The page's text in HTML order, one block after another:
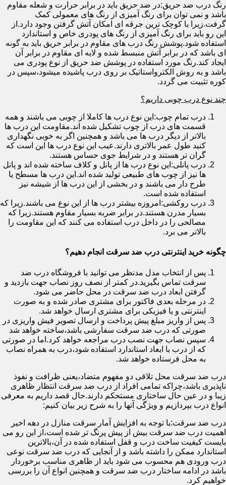
رنگ درب ضد حریق:در ضد حریق باید در برابر حرارت و شعله مقاوم
باشد و نمی توان برای رنگ آمیزی از رنگ های معمولی کمک
گرفت.زیرا با کوچک ترین جرقه ای امکان آتش گرفتن وجود دارد.از
این رو باید برای رنگ آمیزی از رنگ های پودری خاص و استاندارد
استفاده شود.پوشش رنگ درب های مقاوم در برابر حریق باید به گونه
ای باشد که در برابر آتش منبسط شده و لایه ای مقاوم در برابر آن
ایجاد کند.رنگ مورد استفاده در پوشش ضد حریق از نوع پودری می
باشد و به روش الکترواستاتیک بر روی درب پاشیده میشود،سپس در
کوره تثبیت می گردد.
چند نوع درب چوبی داریم؟
درب تمام چوب:این نوع درب ها کاملا از چوبی می باشند و همه
قسمت های درب از چوب تشکیل شده اند.مقاومت این درب ها
بالاتر از دیگر درب ها می باشد و همچنین اگر به خوبی نگهداری
کنید طول عمر بالاتری دارند.عیب این نوع درب ها این است که
گران تر هستند و در شرایط جوی حساس هستند.
درب پانلی:این نوع درب ها از پانل و کلاف ساخته شده اند و پانل
ها نیز از چوب های طبیعی تولید شده اند.این درب ها مسطح یا
طرح دار می باشند و در بخشی از این درب ها از شیشه نیز
استفاده شده است.
درب روکشی:امروزه بیشتر درب ها از این نوع می باشند.زیرا که
بسیار مدرن هستند.در برابر ضربه بسیار مقاوم هستند.زیرا که
مصالحی را در داخل درب استفاده می کنند که این مقاومت را
بالاتر می برد.
چگونه خرید اینترنتی درب ضد سرقت انجام دهیم؟
پس از انتخاب مدل مدنظر می توانید با فروشگاه درب ضد
سرقت تماس بگیرید.در کمتر از نصف روز نصاب جهت بازدید و
گرفتن ابعاد درب ضد سرقت در محل حاضر می شود.
در مرحله بعدی فاکتور برای مشتری صادر شده و به صورت
اینترنتی و یا فیزیکی برای مشتری ارسال خواهد شد.
پس از واریز مبلغ پیش پرداخت و ارسال تصویر فیش واریزی در
صورتی که درب ضد سرقت سفارشی باشد،ساخته خواهد شد
سپس نصاب جهت نصب درب مراجعه خواهد کرد.اما در صورتی
که از درب با ابعاد استاندارد استفاده شود،درب به همراه نصاب
به محل فرستاده خواهد شد.
درب ضد سرقت محل تلاقی دو مفهوم متضاد،یعنی ظرافت و نفوذ
ناپذیری باشد،چراکه تمامی افراد از درب ضد سرقت انتظار ظاهری
زیبا و در عین حال ساختاری مستحکم دارند.حال قصد داریم به معرفی
انواع درب بپردازیم و ویژگی آنها را به شرح زیر بیان کنیم:
درب ضد سرقت:با توجه به افزایش آمار سرقت منازل در دهه اخیر
اهمیت درب ضد سرقت بیش از پیش پرنگ تر شده است،از این رو می
بایست کیفیت ساخت درب و قفل استفاده شده در آن،بالاترین
استاندارد ممکن را داشته باشد و از آنجایی که درب ضد سرقت نوعی
درب ورودی هم محسوب می شود باید از ظاهری مناسب برخوردار
باشد در ادامه ساختار درب ضد سرقت و همچنین انواع آن را بررسی
خواهیم کرد.